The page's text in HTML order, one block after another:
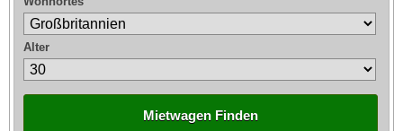
Alter
Mietwagen Finden